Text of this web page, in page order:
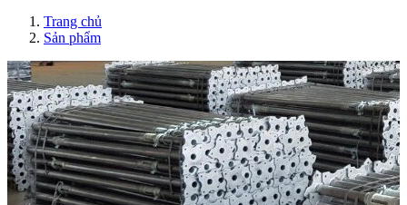
Trang chủ
Sản phẩm